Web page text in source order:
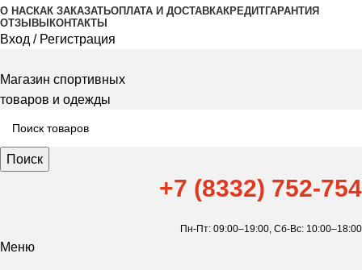
О НАСКАК ЗАКАЗАТЬОПЛАТА И ДОСТАВКАКРЕДИТГАРАНТИЯ
ОТЗЫВЫ КОНТАКТЫ
Вход / Регистрация
Магазин спортивных
товаров и одежды
Поиск
+7 (8332) 752-754
Пн-Пт: 09:00–19:00, Сб-Вс: 10:00–18:00
Меню